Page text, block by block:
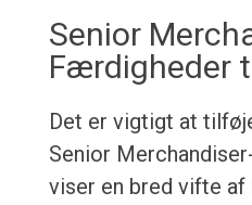
Senior
Færdigheder
Det er vigtigt at
Senior
viser en bred vifte